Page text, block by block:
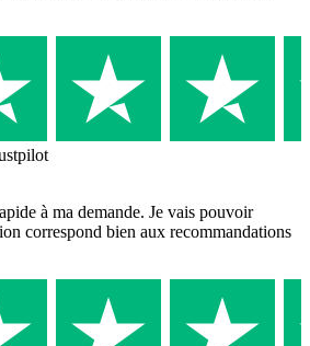
à ma demande. Je vais pouvoir
correspond bien aux recommandations